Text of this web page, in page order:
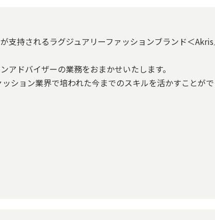
支持されるラグジュアリーファッションブランド＜
アドバイザーの業務をおまかせいたします。
ション業界で培われた今までのスキルを活かすことが